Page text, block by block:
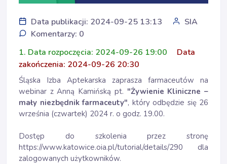
Data publikacji: 2024-09-25 13:13
SIA
Komentarzy: 0
1. Data rozpoczęcia: 2024-09-26 19:00
Data
zakończenia: 2024-09-26 20:30
Śląska Izba Aptekarska zaprasza farmaceutów na
webinar z Anną Kamińską pt. "Żywienie Kliniczne –
mały niezbędnik farmaceuty", który odbędzie się 26
września (czwartek) 2024 r. o godz. 19.00.
Dostęp do szkolenia przez stronę
https://www.katowice.oia.pl/tutorial/details/290 dla
zalogowanych użytkowników.